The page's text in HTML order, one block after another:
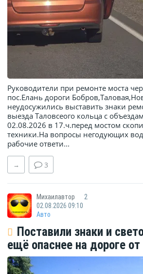
Руководители при ремонте моста
пос.Елань дороги
неудосужились выставить знаки
выезда Таловсеого кольца с
02.08.2026 в 17.ч.перед мостом
техники.На вопросы негодующих
рабочие ответи...
→ 3
Михаилавтор
2
02.08.2026 09:10
Авто
Поставили знаки и
ещё опаснее на дороге